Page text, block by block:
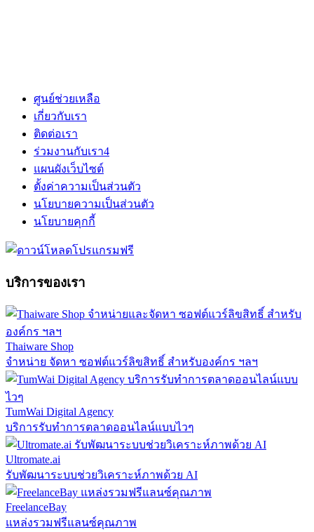
ศูนย์ช่วยเหลือ
เกี่ยวกับเรา
ติดต่อเรา
ร่วมงานกับเรา4
แผนผังเว็บไซต์
ตั้งค่าความเป็นส่วนตัว
นโยบายความเป็นส่วนตัว
นโยบายคุกกี้
บริการของเรา
Thaiware Shop
จำหน่าย จัดหา ซอฟต์แวร์ลิขสิทธิ์ สำหรับองค์กร ฯลฯ
TumWai Digital Agency
บริการรับทำการตลาดออนไลน์แบบไวๆ
Ultromate.ai
รับพัฒนาระบบช่วยวิเคราะห์ภาพด้วย AI
FreelanceBay
แหล่งรวมฟรีแลนซ์คุณภาพ